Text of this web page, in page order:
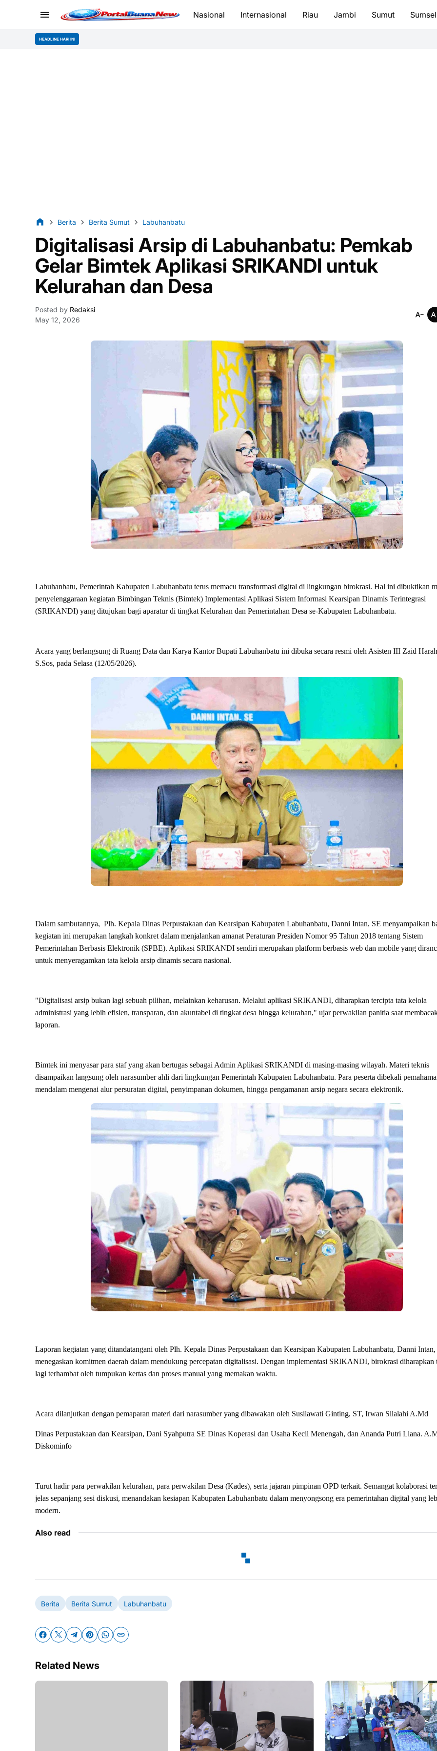
Nasional Internasional Riau Jambi Sumut Sumsel
HEADLINE HARI INI
Berita Berita Sumut Labuhanbatu
Digitalisasi Arsip di Labuhanbatu: Pemkab
Gelar Bimtek Aplikasi SRIKANDI untuk
Kelurahan dan Desa
Posted by Redaksi
May 12, 2026
Labuhanbatu, Pemerintah Kabupaten Labuhanbatu terus memacu transformasi digital di lingkungan birokrasi. Hal ini dibuktikan
penyelenggaraan kegiatan Bimbingan Teknis (Bimtek) Implementasi Aplikasi Sistem Informasi Kearsipan Dinamis Terintegrasi
(SRIKANDI) yang ditujukan bagi aparatur di tingkat Kelurahan dan Pemerintahan Desa se-Kabupaten Labuhanbatu.
Acara yang berlangsung di Ruang Data dan Karya Kantor Bupati Labuhanbatu ini dibuka secara resmi oleh Asisten III Zaid
S.Sos, pada Selasa (12/05/2026).
Dalam sambutannya, Plh. Kepala Dinas Perpustakaan dan Kearsipan Kabupaten Labuhanbatu, Danni Intan, SE menyampaikan
kegiatan ini merupakan langkah konkret dalam menjalankan amanat Peraturan Presiden Nomor 95 Tahun 2018 tentang Sistem
Pemerintahan Berbasis Elektronik (SPBE). Aplikasi SRIKANDI sendiri merupakan platform berbasis web dan mobile yang
untuk menyeragamkan tata kelola arsip dinamis secara nasional.
"Digitalisasi arsip bukan lagi sebuah pilihan, melainkan keharusan. Melalui aplikasi SRIKANDI, diharapkan tercipta tata kelola
administrasi yang lebih efisien, transparan, dan akuntabel di tingkat desa hingga kelurahan," ujar perwakilan panitia saat
laporan.
Bimtek ini menyasar para staf yang akan bertugas sebagai Admin Aplikasi SRIKANDI di masing-masing wilayah. Materi teknis
disampaikan langsung oleh narasumber ahli dari lingkungan Pemerintah Kabupaten Labuhanbatu. Para peserta dibekali
mendalam mengenai alur persuratan digital, penyimpanan dokumen, hingga pengamanan arsip negara secara elektronik.
Laporan kegiatan yang ditandatangani oleh Plh. Kepala Dinas Perpustakaan dan Kearsipan Kabupaten Labuhanbatu, Danni Intan,
menegaskan komitmen daerah dalam mendukung percepatan digitalisasi. Dengan implementasi SRIKANDI, birokrasi diharapkan
lagi terhambat oleh tumpukan kertas dan proses manual yang memakan waktu.
Acara dilanjutkan dengan pemaparan materi dari narasumber yang dibawakan oleh Susilawati Ginting, ST, Irwan Silalahi A.Md
Dinas Perpustakaan dan Kearsipan, Dani Syahputra SE Dinas Koperasi dan Usaha Kecil Menengah, dan Ananda Putri Liana.
Diskominfo
Turut hadir para perwakilan kelurahan, para perwakilan Desa (Kades), serta jajaran pimpinan OPD terkait. Semangat kolaborasi
jelas sepanjang sesi diskusi, menandakan kesiapan Kabupaten Labuhanbatu dalam menyongsong era pemerintahan digital yang
modern.
Also read
Berita Berita Sumut Labuhanbatu
Related News